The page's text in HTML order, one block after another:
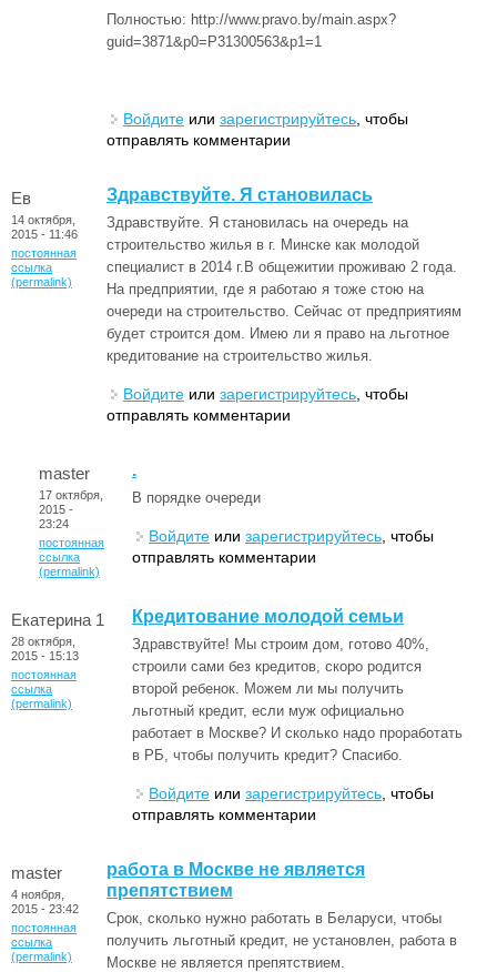
Полностью: http://www.pravo.by/main.aspx?
guid=3871&p0=P31300563&p1=1
Войдите или зарегистрируйтесь , чтобы
отправлять комментарии
Ев
14 октября,
2015 - 11:46
постоянная
ссылка
(permalink)
Здравствуйте. Я становилась
Здравствуйте. Я становилась на очередь на
строительство жилья в г. Минске как молодой
специалист в 2014 г.В общежитии проживаю 2 года.
На предприятии, где я работаю я тоже стою на
очереди на строительство. Сейчас от предприятиям
будет строится дом. Имею ли я право на льготное
кредитование на строительство жилья.
Войдите или зарегистрируйтесь , чтобы
отправлять комментарии
master
17 октября,
2015 -
23:24
постоянная
ссылка
(permalink)
.
В порядке очереди
Войдите или зарегистрируйтесь , чтобы
отправлять комментарии
Екатерина 1
28 октября,
2015 - 15:13
постоянная
ссылка
(permalink)
Кредитование молодой семьи
Здравствуйте! Мы строим дом, готово 40%,
строили сами без кредитов, скоро родится
второй ребенок. Можем ли мы получить
льготный кредит, если муж официально
работает в Москве? И сколько надо проработать
в РБ, чтобы получить кредит? Спасибо.
Войдите или зарегистрируйтесь , чтобы
отправлять комментарии
master
4 ноября,
2015 - 23:42
постоянная
ссылка
(permalink)
работа в Москве не является
препятствием
Срок, сколько нужно работать в Беларуси, чтобы
получить льготный кредит, не установлен, работа в
Москве не является препятствием.